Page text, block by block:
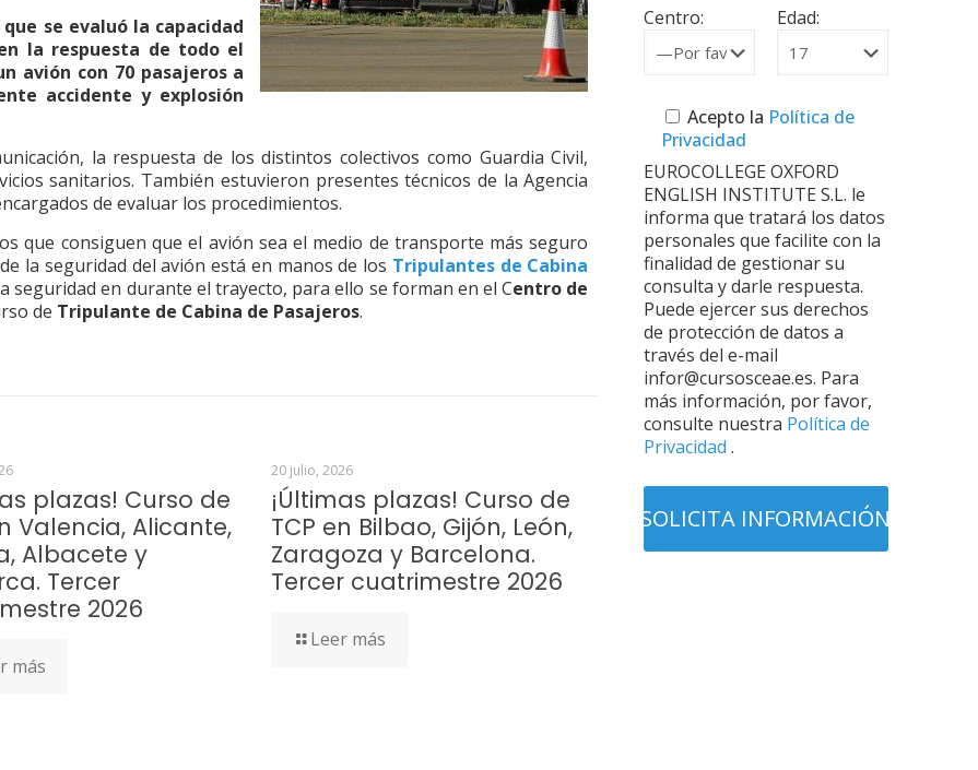
se evaluó la capacidad
la respuesta de todo el
avión con 70 pasajeros a
accidente y explosión
la respuesta de los distintos colectivos como Guardia Civil,
sanitarios. También estuvieron presentes técnicos de la Agencia
de evaluar los procedimientos.
que consiguen que el avión sea el medio de transporte más seguro
la seguridad del avión está en manos de los Tripulantes de Cabina
seguridad en durante el trayecto, para ello se forman en el Centro de
de Tripulante de Cabina de Pasajeros.
plazas! Curso de
Valencia, Alicante,
Albacete y
Tercer
2026
más
20 julio, 2026
¡Últimas plazas! Curso de
TCP en Bilbao, Gijón, León,
Zaragoza y Barcelona.
Tercer cuatrimestre 2026
Leer más
Centro: Edad:
Acepto la Política de
Privacidad
EUROCOLLEGE OXFORD
ENGLISH INSTITUTE S.L. le
informa que tratará los datos
personales que facilite con la
finalidad de gestionar su
consulta y darle respuesta.
Puede ejercer sus derechos
de protección de datos a
través del e-mail
infor@cursosceae.es. Para
más información, por favor,
consulte nuestra Política de
Privacidad .